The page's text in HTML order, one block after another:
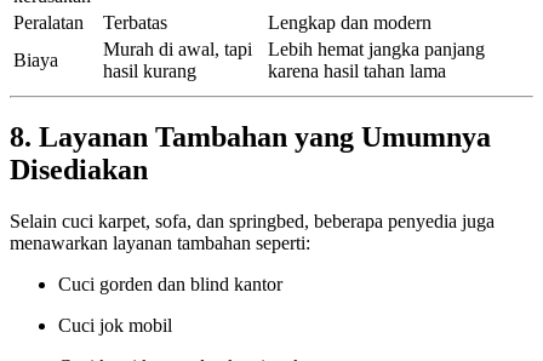
Peralatan
Terbatas
Lengkap dan modern
Biaya
Murah di awal, tapi
hasil kurang
Lebih hemat jangka panjang
karena hasil tahan lama
8. Layanan Tambahan yang Umumnya
Disediakan
Selain cuci karpet, sofa, dan springbed, beberapa penyedia juga
menawarkan layanan tambahan seperti:
Cuci gorden dan blind kantor
Cuci jok mobil